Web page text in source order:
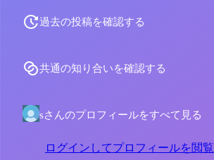
過去の投稿を確認する
共通の知り合いを確認する
sさんのプロフィールをすべて見る
ログインしてプロフィールを閲覧